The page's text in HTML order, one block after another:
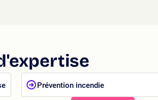
Prévention incendie